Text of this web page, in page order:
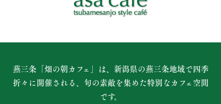
燕三条「畑の朝カフェ」は、新潟県の燕三条地域で四季
折々に開催される、 旬の素敵を集めた特別なカフェ空間
です。